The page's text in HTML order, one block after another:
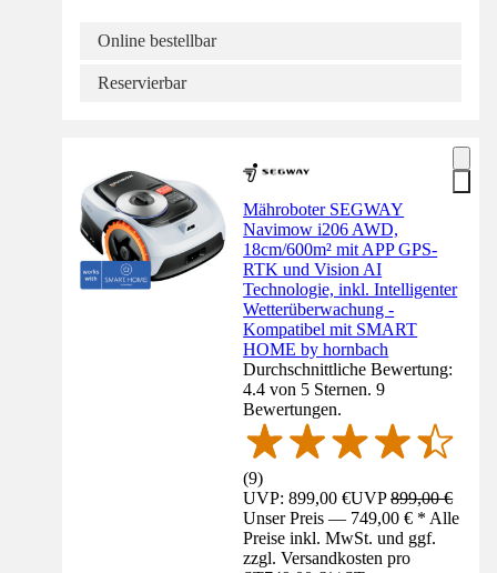
Online bestellbar
Reservierbar
Mähroboter SEGWAY
Navimow i206 AWD,
18cm/600m² mit APP GPS-
RTK und Vision AI
Technologie, inkl. Intelligenter
Wetterüberwachung -
Kompatibel mit SMART
HOME by hornbach
Durchschnittliche Bewertung:
4.4 von 5 Sternen. 9
Bewertungen.
(9)
UVP: 899,00 €UVP899,00 €
Unser Preis — 749,00 € * Alle
Preise inkl. MwSt. und ggf.
zzgl. Versandkosten pro